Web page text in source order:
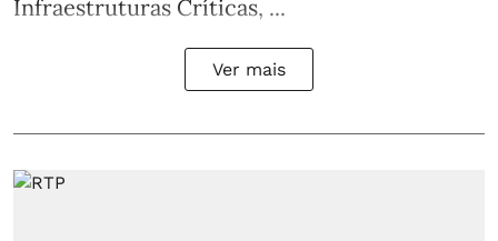
Infraestruturas Críticas, ...
Ver mais